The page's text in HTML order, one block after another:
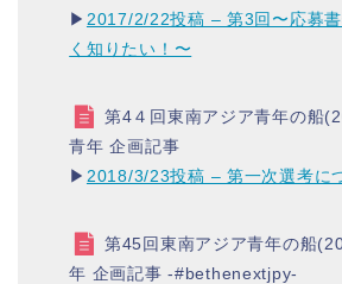
▶︎ 2017/2/22投稿 – 第3回〜応募
く知りたい！〜
第4４回東南アジア青年の船
青年 企画記事
▶︎ 2018/3/23投稿 – 第一次選考に
第45回東南アジア青年の船
年 企画記事 -#bethenextjpy-